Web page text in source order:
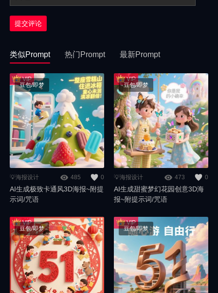
提交评论
类似Prompt 热门Prompt 最新Prompt
💡海报设计 485 0
AI生成极致卡通风3D海报~附提
示词/咒语
豆包/即梦
💡海报设计 473 0
AI生成甜蜜梦幻花园创意3D海
报~附提示词/咒语
豆包/即梦
豆包/即梦 豆包/即梦